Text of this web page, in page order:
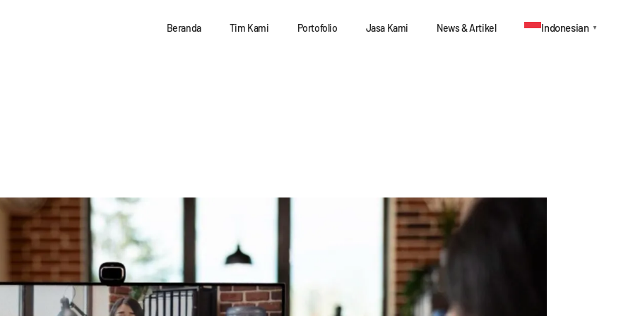
Beranda Tim Kami Portofolio Jasa Kami News & Artikel Indonesian ▼